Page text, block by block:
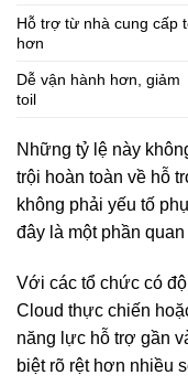
Hỗ trợ từ nhà cung cấp
hơn
Dễ vận hành hơn, giảm
toil
Những tỷ lệ này
trội hoàn toàn về hỗ
không phải yếu tố
đây là một phần
Với các tổ chức có
Cloud thực chiến
năng lực hỗ trợ gần
biệt rõ rệt hơn nhiều